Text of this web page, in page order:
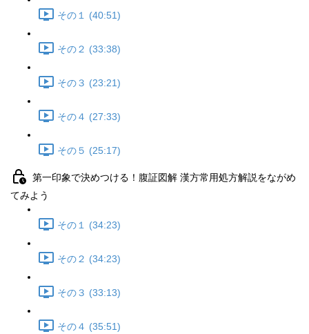
その１ (40:51)
その２ (33:38)
その３ (23:21)
その４ (27:33)
その５ (25:17)
第一印象で決めつける！腹証図解 漢方常用処方解説をながめ
てみよう
その１ (34:23)
その２ (34:23)
その３ (33:13)
その４ (35:51)